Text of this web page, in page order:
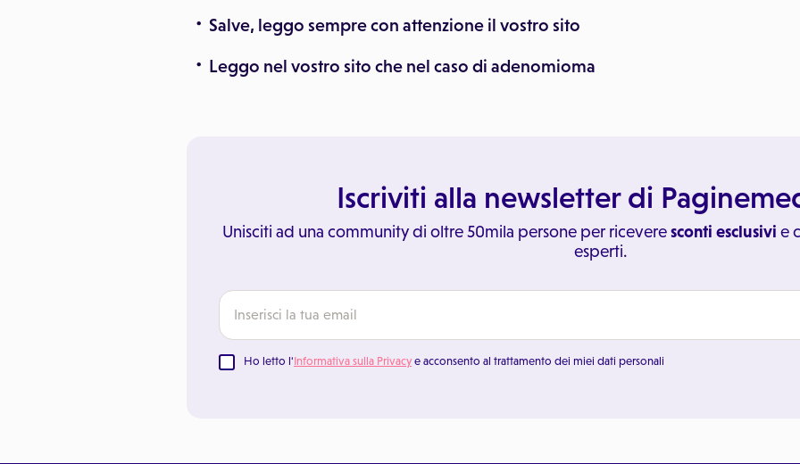
Salve, leggo sempre con attenzione il vostro sito
Leggo nel vostro sito che nel caso di adenomioma
Iscriviti alla newsletter di
Unisciti ad una community di oltre 50mila persone per riceveresconti esclusivi e
esperti.
Ho letto l'Informativa sulla Privacy e acconsento al trattamento dei miei dati personali